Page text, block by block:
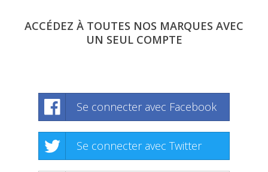
ACCÉDEZ À TOUTES NOS MARQUES AVEC
UN SEUL COMPTE
Se connecter avec Facebook
Se connecter avec Twitter